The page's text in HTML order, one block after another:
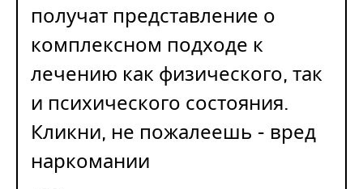
получат представление о
комплексном подходе к
лечению как физического, так
и психического состояния.
Кликни, не пожалеешь - вред
наркомании